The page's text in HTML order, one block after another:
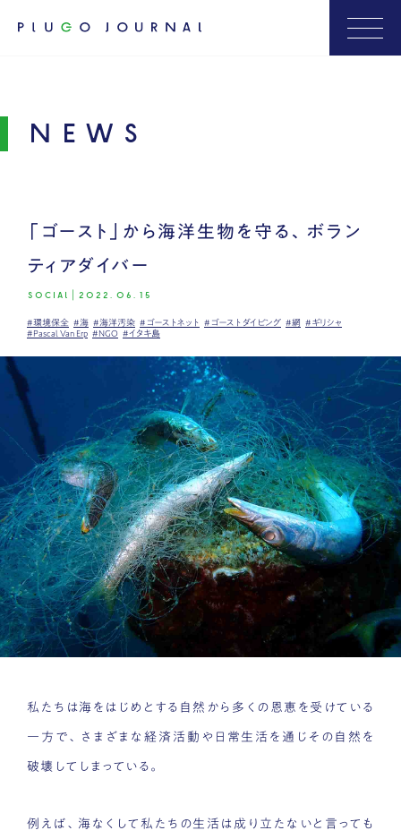
NEWS
「ゴースト」から海洋生物を守る、ボラン
ティアダイバー
SOCIAL 2022.06.15
#環境保全 #海 #海洋汚染 #ゴーストネット #ゴーストダイビング #網 #ギリシャ
#Pascal Van Erp #NGO #イタキ島
私たちは海をはじめとする自然から多くの恩恵を受けている
一方で、さまざまな経済活動や日常生活を通じその自然を
破壊してしまっている。
例えば、海なくして私たちの生活は成り立たないと言っても